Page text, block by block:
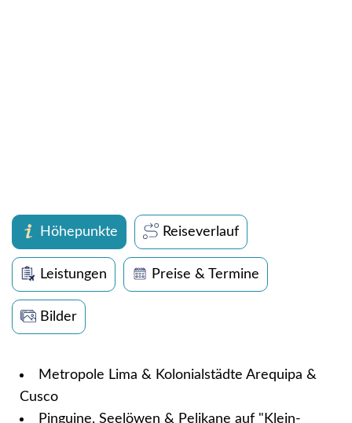
Höhepunkte Reiseverlauf
Leistungen Preise & Termine
Bilder
Metropole Lima & Kolonialstädte Arequipa &
Cusco
Pinguine, Seelöwen & Pelikane auf "Klein-